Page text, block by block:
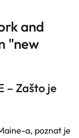
"new
– Zašto je
a, poznat je